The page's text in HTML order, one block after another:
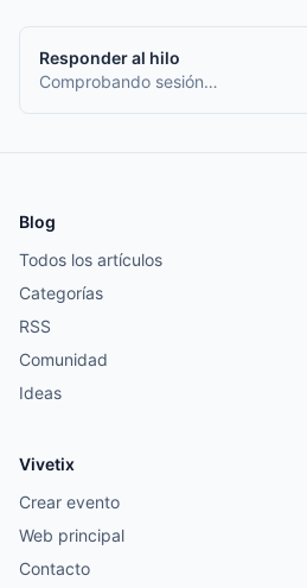
Responder al hilo
Comprobando sesión…
Blog
Todos los artículos
Categorías
RSS
Comunidad
Ideas
Vivetix
Crear evento
Web principal
Contacto